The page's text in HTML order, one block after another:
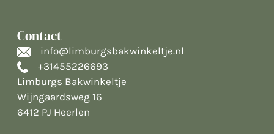
Contact
info@limburgsbakwinkeltje.nl
+31455226693
Limburgs Bakwinkeltje
Wijngaardsweg 16
6412 PJ Heerlen